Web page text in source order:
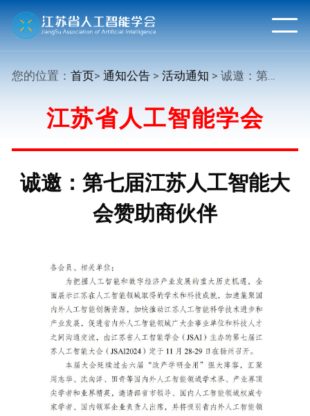
您的位置：首页>通知公告 >活动通知 > 诚邀：第七届江苏人工智能大会赞助商伙伴
江苏省人工智能学会
诚邀：第七届江苏人工智能大
会赞助商伙伴